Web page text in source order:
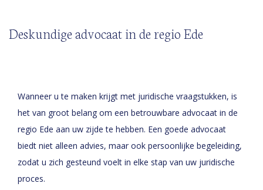
Deskundige advocaat in de regio Ede
Wanneer u te maken krijgt met juridische vraagstukken, is
het van groot belang om een betrouwbare advocaat in de
regio Ede aan uw zijde te hebben. Een goede advocaat
biedt niet alleen advies, maar ook persoonlijke begeleiding,
zodat u zich gesteund voelt in elke stap van uw juridische
proces.